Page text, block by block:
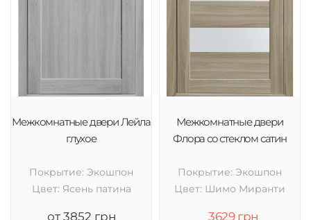
Межкомнатные двери Лейла
глухое
Покрытие: Экошпон
Цвет: Ясень патина
от 3852 грн
Межкомнатные двери
Флора со стеклом сатин
Покрытие: Экошпон
Цвет: Шимо Миранти
3629 грн